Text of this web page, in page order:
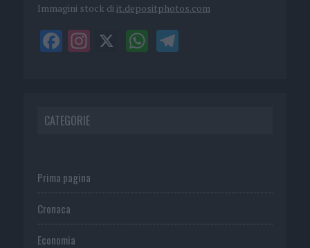
Immagini stock di it.depositphotos.com
CATEGORIE
Prima pagina
Cronaca
Economia